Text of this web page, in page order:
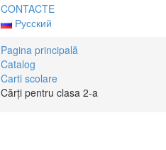
CONTACTE
Русский
Pagina principală
Catalog
Carti scolare
Cărți pentru clasa 2-a